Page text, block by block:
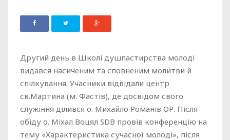
Другий день в Школі душпастирства молоді
видався насиченим та сповненим молитви й
спілкування. Учасники відвідали центр
св.Мартина (м. Фастів), де досвідом свого
служіння ділився о. Михайло Романів ОР. Після
обіду о. Міхал Воцял SDB провів конференцію на
тему «Характеристика сучасної молоді», після